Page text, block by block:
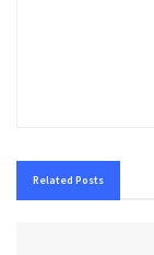
Related Posts